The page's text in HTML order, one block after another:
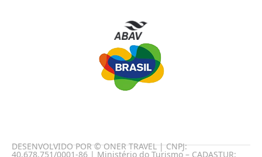
DESENVOLVIDO POR © ONER TRAVEL | CNPJ:
40.678.751/0001-86 | Ministério do Turismo – CADASTUR: